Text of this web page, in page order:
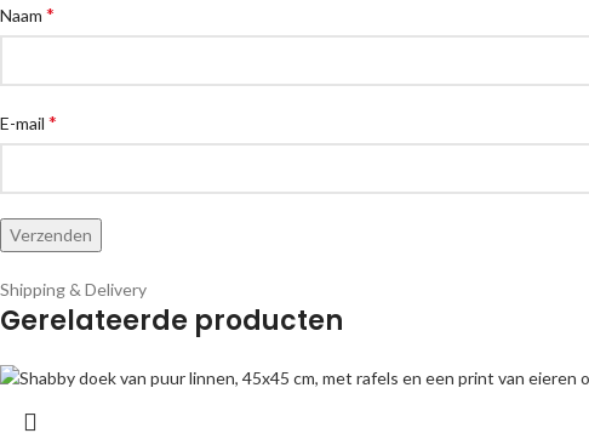
Naam *
E-mail *
Shipping & Delivery
Gerelateerde producten